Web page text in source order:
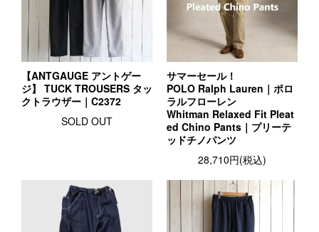
【ANTGAUGE アントゲー
ジ】 TUCK TROUSERS タッ
クトラウザー｜C2372
SOLD OUT
サマーセール！
POLO Ralph Lauren｜ポロ
ラルフローレン
Whitman Relaxed Fit Pleat
ed Chino Pants｜プリーテ
ッドチノパンツ
28,710円(税込)